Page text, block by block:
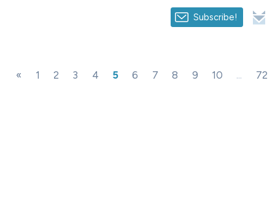
Subscribe!
« 1 2 3 4 5 6 7 8 9 10 ... 72